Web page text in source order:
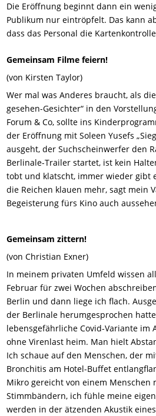
Die Eröffnung beginnt dann ein
Publikum nur eintröpfelt. Das kann
dass das Personal die
Gemeinsam Filme feiern!
(von Kirsten Taylor)
Wer mal was Anderes braucht, als
gesehen-Gesichter“ in den
Forum & Co, sollte ins
der Eröffnung mit Soleen Yusefs
ausgeht, der Suchscheinwerfer den
Berlinale-Trailer startet, ist kein
tobt und klatscht, immer wieder gibt
die Reichen klauen mehr, sagt mein
Begeisterung fürs Kino auch
Gemeinsam zittern!
(von Christian Exner)
In meinem privaten Umfeld wissen
Februar für zwei Wochen
Berlin und dann liege ich flach.
der Berlinale herumgesprochen
lebensgefährliche Covid-Variante im
ohne Virenlast heim. Man hielt
Ich schaue auf den Menschen, der
Bronchitis am Hotel-Buffet
Mikro gereicht von einem Menschen
Stimmbändern, ich fühle meine
werden in der ätzenden Akustik